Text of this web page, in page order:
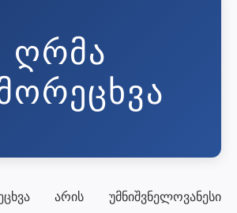
ᲦᲠᲛᲐ
არის უმნიშვნელოვანესი